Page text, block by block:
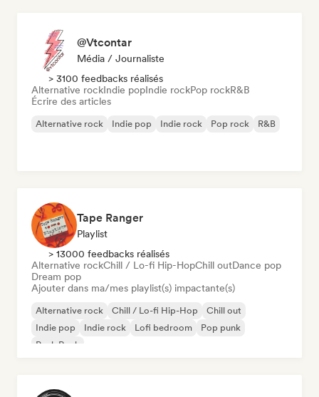
@Vtcontar
Média / Journaliste
> 3100 feedbacks réalisés
Alternative rockIndie popIndie rockPop rockR&B
Écrire des articles
Alternative rock Indie pop Indie rock Pop rock R&B
Tape Ranger
Playlist
> 13000 feedbacks réalisés
Alternative rockChill / Lo-fi Hip-HopChill outDance pop
Dream pop
Ajouter dans ma/mes playlist(s) impactante(s)
Alternative rock Chill / Lo-fi Hip-Hop
Chill out
Indie pop
Indie rock Lofi bedroom
Pop punk
Punk Rock